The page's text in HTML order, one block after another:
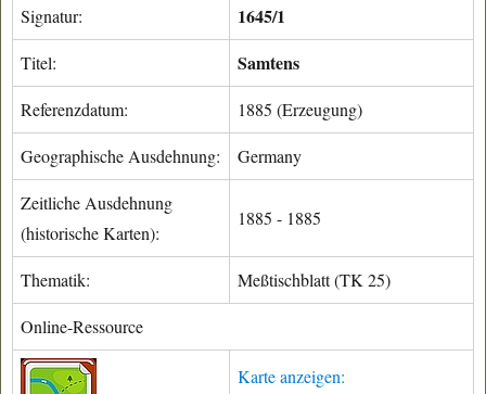
Signatur: 1645/1
Titel: Samtens
Referenzdatum: 1885 (Erzeugung)
Geographische Ausdehnung: Germany
Zeitliche Ausdehnung
(historische Karten):
1885 - 1885
Thematik: Meßtischblatt (TK 25)
Online-Ressource
Karte anzeigen: